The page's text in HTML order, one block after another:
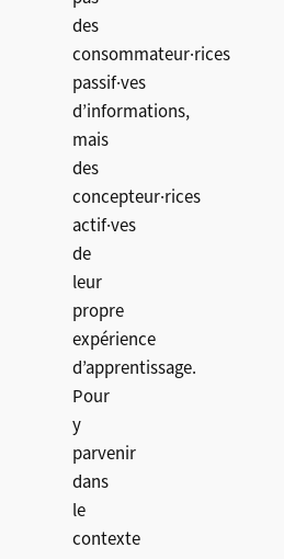
des
consommateur·rices
passif·ves
d’informations,
mais
des
concepteur·rices
actif·ves
de
leur
propre
expérience
d’apprentissage.
Pour
y
parvenir
dans
le
contexte